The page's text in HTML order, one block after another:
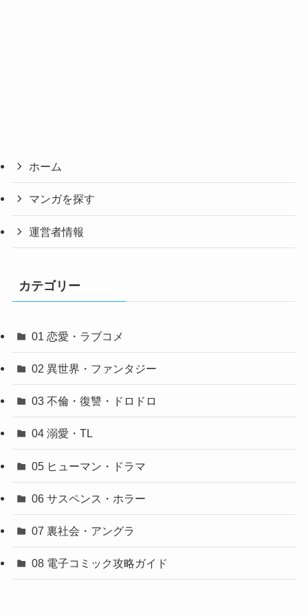
ホーム
マンガを探す
運営者情報
カテゴリー
01 恋愛・ラブコメ
02 異世界・ファンタジー
03 不倫・復讐・ドロドロ
04 溺愛・TL
05 ヒューマン・ドラマ
06 サスペンス・ホラー
07 裏社会・アングラ
08 電子コミック攻略ガイド